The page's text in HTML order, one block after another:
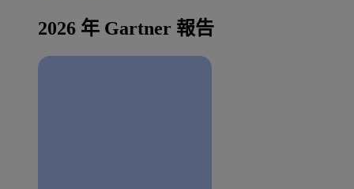
2026 年 Gartner 報告